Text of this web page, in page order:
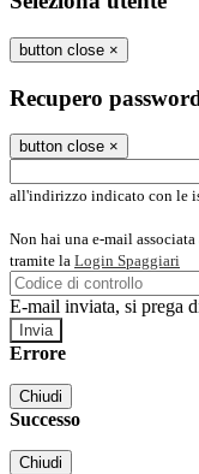
button close ×
Recupero
button close ×
all'indirizzo indicato con le
Non hai una e-mail
tramite la Login Spaggiari
E-mail inviata, si prega
Errore
Chiudi
Successo
Chiudi